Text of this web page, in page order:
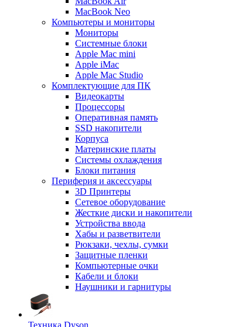
MacBook Neo
Компьютеры и мониторы
Мониторы
Системные блоки
Apple Mac mini
Apple iMac
Apple Mac Studio
Комплектующие для ПК
Видеокарты
Процессоры
Оперативная память
SSD накопители
Корпуса
Материнские платы
Системы охлаждения
Блоки питания
Периферия и аксессуары
3D Принтеры
Сетевое оборудование
Жесткие диски и накопители
Устройства ввода
Хабы и разветвители
Рюкзаки, чехлы, сумки
Защитные пленки
Компьютерные очки
Кабели и блоки
Наушники и гарнитуры
Техника Dyson